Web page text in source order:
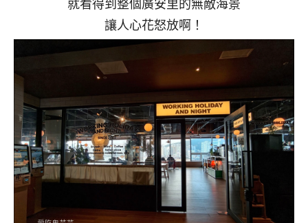
就看得到整個廣安里的無敵海景
讓人心花怒放啊！